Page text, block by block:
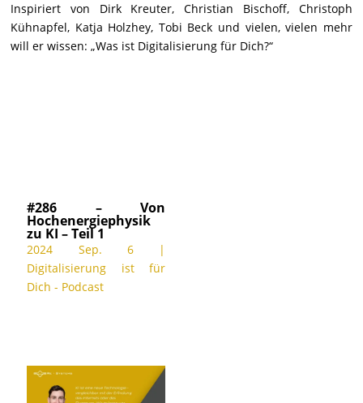
Inspiriert von Dirk Kreuter, Christian Bischoff, Christoph
Kühnapfel, Katja Holzhey, Tobi Beck und vielen, vielen mehr
will er wissen: „Was ist Digitalisierung für Dich?“
#286 – Von
Hochenergiephysik
zu KI – Teil 1
2024 Sep. 6|
Digitalisierung ist für
Dich - Podcast